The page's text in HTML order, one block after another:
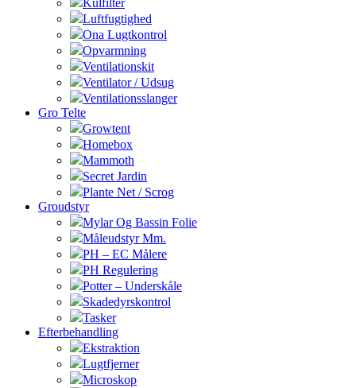
Kulfilter
Luftfugtighed
Ona Lugtkontrol
Opvarmning
Ventilationskit
Ventilator / Udsug
Ventilationsslanger
Gro Telte
Growtent
Homebox
Mammoth
Secret Jardin
Plante Net / Scrog
Groudstyr
Mylar Og Bassin Folie
Måleudstyr Mm.
PH – EC Målere
PH Regulering
Potter – Underskåle
Skadedyrskontrol
Tasker
Efterbehandling
Ekstraktion
Lugtfjerner
Microskop